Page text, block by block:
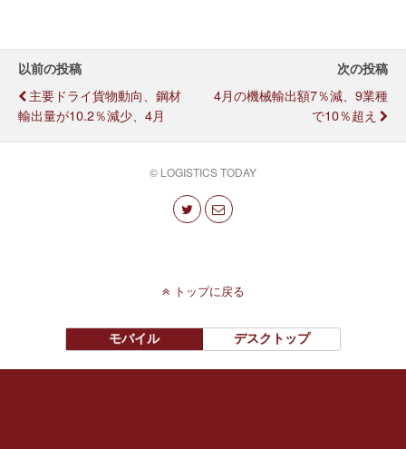
以前の投稿
主要ドライ貨物動向、鋼材
輸出量が10.2％減少、4月
次の投稿
4月の機械輸出額7％減、9業種
で10％超え
© LOGISTICS TODAY
トップに戻る
モバイル デスクトップ